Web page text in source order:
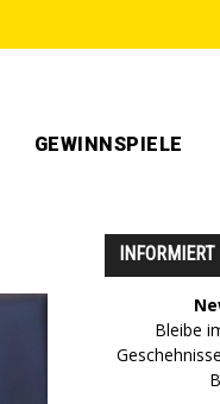
GEWINNSPIELE
Bleibe